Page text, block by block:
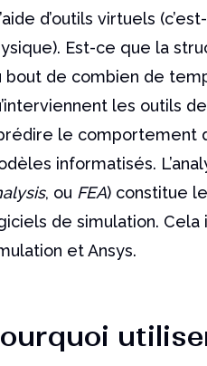
d’outils virtuels
Est-ce que la
bout de combien de
les outils
le comportement
informatisés.
, ou FEA) constitue
de simulation.
et Ansys.